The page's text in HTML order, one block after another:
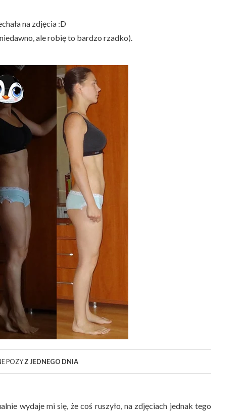
na zdjęcia :D
ale robię to bardzo rzadko).
POZYZ JEDNEGO DNIA
wydaje mi się, że coś ruszyło, na zdjęciach jednak tego